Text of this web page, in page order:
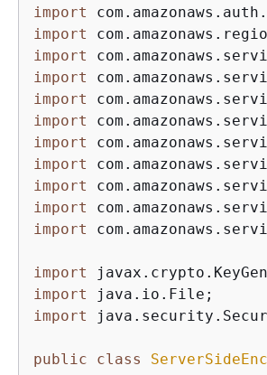
import
import
import
import
import
import
import
import
import
import
import
import
import
import
public class